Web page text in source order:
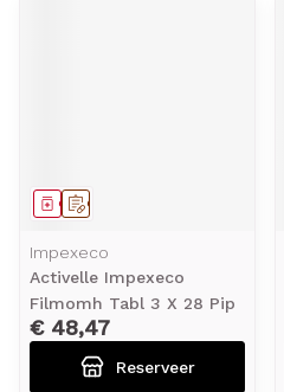
Op voorschrift
Geneesmiddel
Impexeco
Activelle Impexeco
Filmomh Tabl 3 X 28 Pip
€ 48,47
Reserveer